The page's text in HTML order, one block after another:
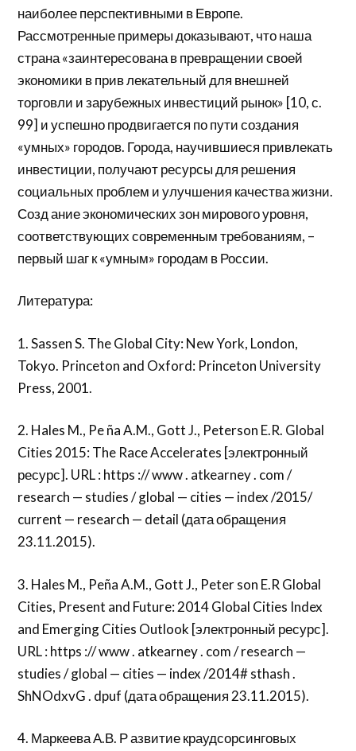
наиболее перспективными в Европе.
Рассмотренные примеры доказывают, что наша
страна «заинтересована в превращении своей
экономики в прив лекательный для внешней
торговли и зарубежных инвестиций рынок» [10, с.
99] и успешно продвигается по пути создания
«умных» городов. Города, научившиеся привлекать
инвестиции, получают ресурсы для решения
социальных проблем и улучшения качества жизни.
Созд ание экономических зон мирового уровня,
соответствующих современным требованиям, –
первый шаг к «умным» городам в России.
Литература:
1. Sassen S. The Global City: New York, London,
Tokyo. Princeton and Oxford: Princeton University
Press, 2001.
2. Hales M., Pe ña A.M., Gott J., Peterson E.R. Global
Cities 2015: The Race Accelerates [электронный
ресурс]. URL : https :// www . atkearney . com /
research — studies / global — cities — index /2015/
current — research — detail (дата обращения
23.11.2015).
3. Hales M., Peña A.M., Gott J., Peter son E.R Global
Cities, Present and Future: 2014 Global Cities Index
and Emerging Cities Outlook [электронный ресурс].
URL : https :// www . atkearney . com / research —
studies / global — cities — index /2014# sthash .
ShNOdxvG . dpuf (дата обращения 23.11.2015).
4. Маркеева А.В. Р азвитие краудсорсинговых